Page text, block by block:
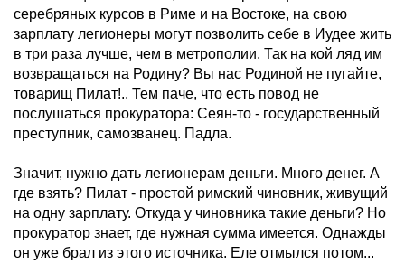
серебряных курсов в Риме и на Востоке, на свою
зарплату легионеры могут позволить себе в Иудее жить
в три раза лучше, чем в метрополии. Так на кой ляд им
возвращаться на Родину? Вы нас Родиной не пугайте,
товарищ Пилат!.. Тем паче, что есть повод не
послушаться прокуратора: Сеян-то - государственный
преступник, самозванец. Падла.
Значит, нужно дать легионерам деньги. Много денег. А
где взять? Пилат - простой римский чиновник, живущий
на одну зарплату. Откуда у чиновника такие деньги? Но
прокуратор знает, где нужная сумма имеется. Однажды
он уже брал из этого источника. Еле отмылся потом...